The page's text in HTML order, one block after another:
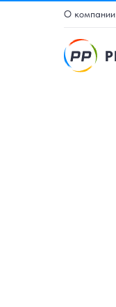
О компании